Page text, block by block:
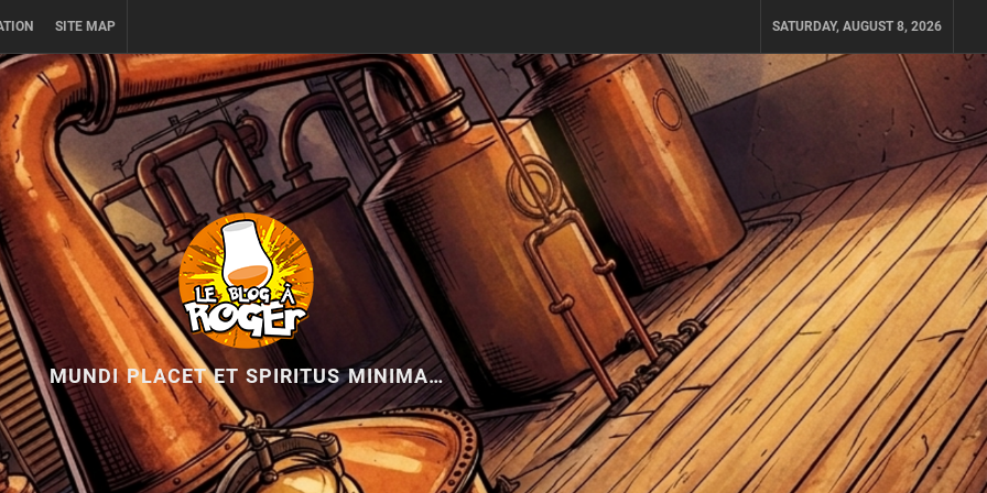
SITE MAP SATURDAY, AUGUST 8, 2026
MUNDI PLACET ET SPIRITUS MINIMA…